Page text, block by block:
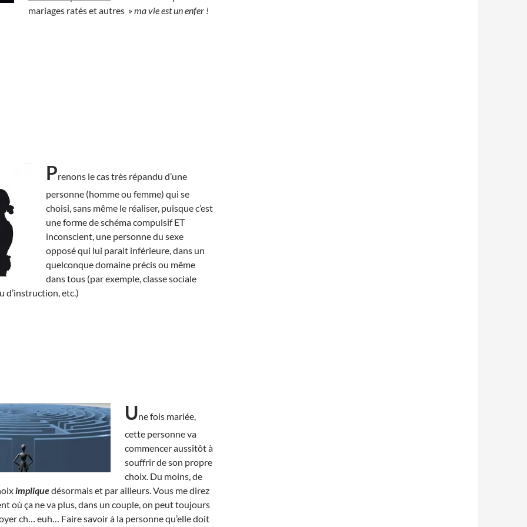
mariages ratés et autres » ma vie est un enfer !
Prenons le cas très répandu d’une
personne (homme ou femme) qui se
choisi, sans même le réaliser, puisque c’est
une forme de schéma compulsif ET
inconscient, une personne du sexe
opposé qui lui parait inférieure, dans un
quelconque domaine précis ou même
dans tous (par exemple, classe sociale
d’instruction, etc.)
Une fois mariée,
cette personne va
commencer aussitôt à
souffrir de son propre
choix. Du moins, de
impliquedésormais et par ailleurs. Vous me direz
où ça ne va plus, dans un couple, on peut toujours
ch… euh… Faire savoir à la personne qu’elle doit